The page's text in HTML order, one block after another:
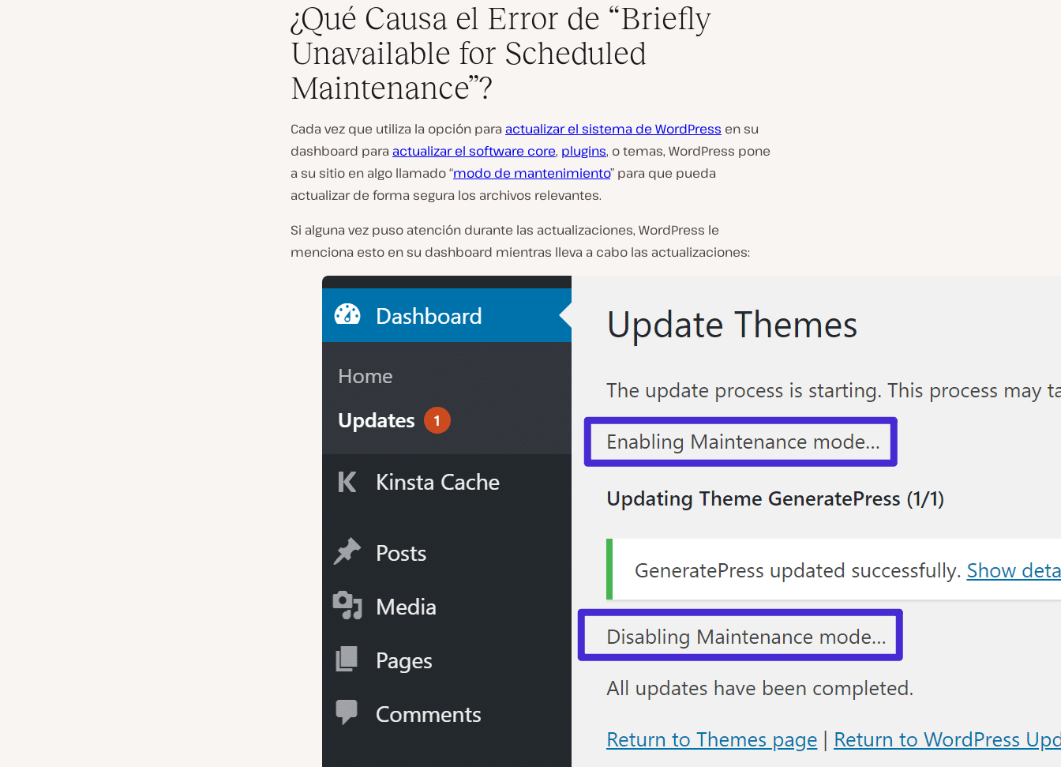
¿Qué Causa el Error de “Briefly
Unavailable for Scheduled
Maintenance”?
Cada vez que utiliza la opción para actualizar el sistema de WordPress en su
dashboard para actualizar el software core, plugins, o temas, WordPress pone
a su sitio en algo llamado “modo de mantenimiento” para que pueda
actualizar de forma segura los archivos relevantes.
Si alguna vez puso atención durante las actualizaciones, WordPress le
menciona esto en su dashboard mientras lleva a cabo las actualizaciones: